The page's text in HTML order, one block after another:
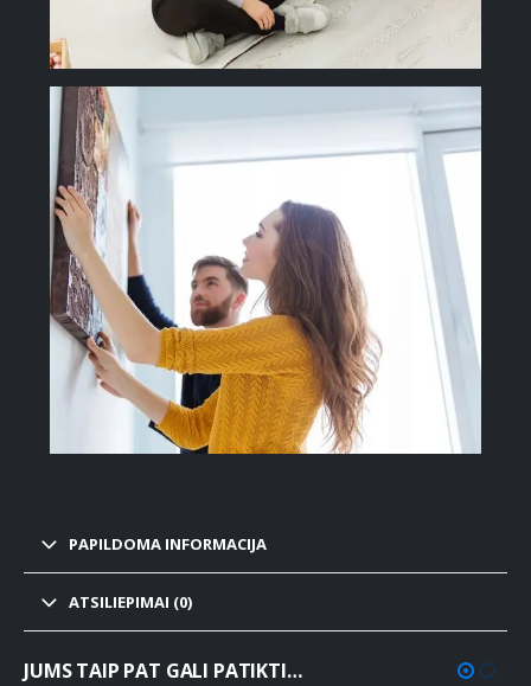
PAPILDOMA INFORMACIJA
ATSILIEPIMAI (0)
JUMS TAIP PAT GALI PATIKTI…